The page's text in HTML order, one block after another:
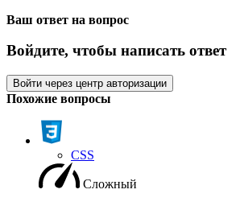
Ваш ответ на вопрос
Войдите, чтобы написать ответ
Войти через центр авторизации
Похожие вопросы
CSS
Сложный